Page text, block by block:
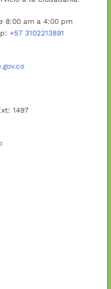
8:00 am a 4:00 pm
+57 3102213891
1497